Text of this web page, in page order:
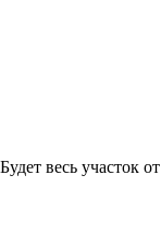
весь участок